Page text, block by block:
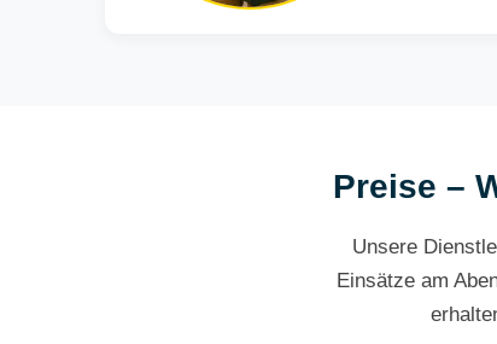
Preise –
Unsere
Einsätze am